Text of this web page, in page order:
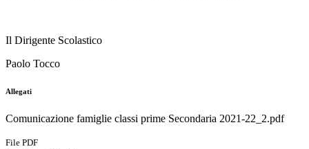
Il Dirigente Scolastico
Paolo Tocco
Allegati
Comunicazione famiglie classi prime Secondaria 2021-22_2.pdf
File PDF